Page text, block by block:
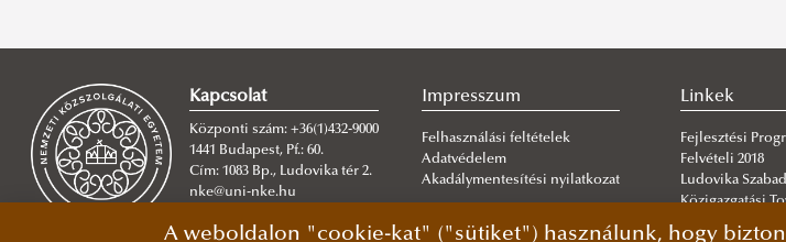
Kapcsolat
Központi szám: +36(1)432-9000
1441 Budapest, Pf.: 60.
Cím: 1083 Bp., Ludovika tér 2.
nke@uni-nke.hu
Impresszum
Felhasználási feltételek
Adatvédelem
Akadálymentesítési nyilatkozat
Linkek
Fejlesztési
Felvételi 2018
Ludovika
Közigazgatási
Archív oldal
A weboldalon "cookie-kat" ("sütiket") használunk, hogy